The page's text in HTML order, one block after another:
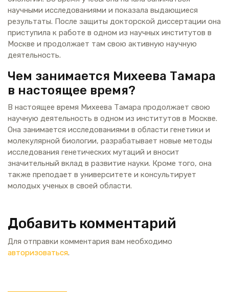
научными исследованиями и показала выдающиеся
результаты. После защиты докторской диссертации она
приступила к работе в одном из научных институтов в
Москве и продолжает там свою активную научную
деятельность.
Чем занимается Михеева Тамара
в настоящее время?
В настоящее время Михеева Тамара продолжает свою
научную деятельность в одном из институтов в Москве.
Она занимается исследованиями в области генетики и
молекулярной биологии, разрабатывает новые методы
исследования генетических мутаций и вносит
значительный вклад в развитие науки. Кроме того, она
также преподает в университете и консультирует
молодых ученых в своей области.
Добавить комментарий
Для отправки комментария вам необходимо
авторизоваться.